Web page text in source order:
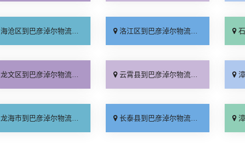
海沧区到巴彦淖尔物流专线_多少一方「直达不中转」 洛江区到巴彦淖尔物流专线_无需中转「资质齐全」 石
龙文区到巴彦淖尔物流专线_资质齐全「要几天到」 云霄县到巴彦淖尔物流专线_急你所需「专线查询」 漳
龙海市到巴彦淖尔物流专线_整车配货「专线直达」 长泰县到巴彦淖尔物流专线_门到门接送「每日发车」 漳